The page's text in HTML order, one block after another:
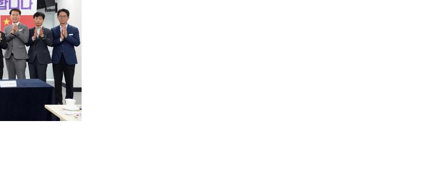
대